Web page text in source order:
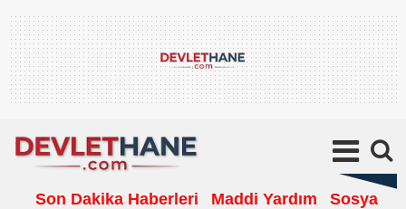
Son Dakika Haberleri Maddi Yardım Sosyal